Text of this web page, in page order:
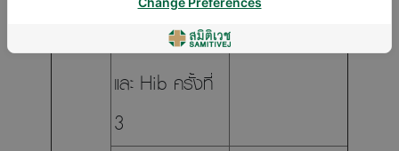
บาดทะยัก โปลิโอ
และ Hib ครั้งที่
3
Change Preferences